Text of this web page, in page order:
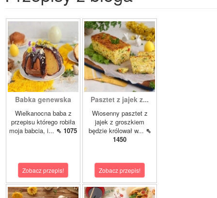
Babka genewska
Wielkanocna baba z
przepisu którego robiła
moja babcia, i... ⇖ 1075
Zobacz przepis!
Pasztet z jajek z...
Wiosenny pasztet z
jajek z groszkiem
będzie królował w... ⇖
1450
Zobacz przepis!